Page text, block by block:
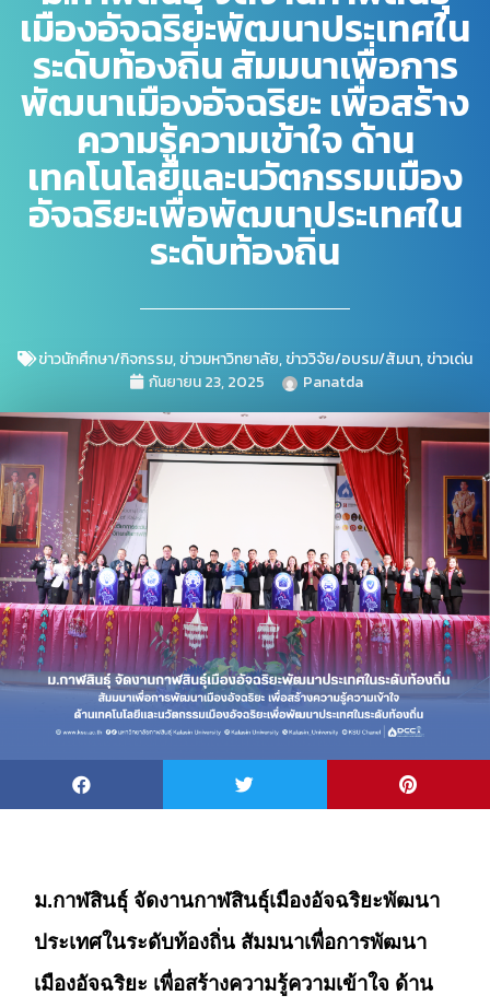
เมืองอัจฉริยะพัฒนาประเทศใน
ระดับท้องถิ่น สัมมนาเพื่อการ
พัฒนาเมืองอัจฉริยะ เพื่อสร้าง
ความรู้ความเข้าใจ ด้าน
เทคโนโลยีและนวัตกรรมเมือง
อัจฉริยะเพื่อพัฒนาประเทศใน
ระดับท้องถิ่น
ข่าวนักศึกษา/กิจกรรม,ข่าวมหาวิทยาลัย,ข่าววิจัย/อบรม/สัมนา,ข่าวเด่น
กันยายน 23, 2025
Panatda
ม.กาฬสินธุ์ จัดงานกาฬสินธุ์เมืองอัจฉริยะพัฒนา
ประเทศในระดับท้องถิ่น สัมมนาเพื่อการพัฒนา
เมืองอัจฉริยะ เพื่อสร้างความรู้ความเข้าใจ ด้าน